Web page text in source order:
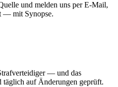
und melden uns per E-Mail,
— mit Synopse.
— und das
täglich auf Änderungen geprüft.